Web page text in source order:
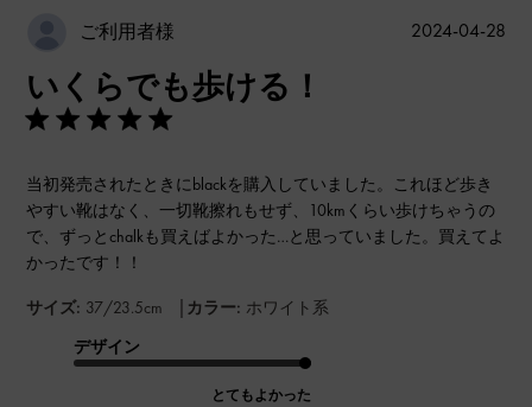
ご利用者様
いくらでも歩ける！
当初発売されたときにblackを購入していました。これほど歩き
やすい靴はなく、一切靴擦れもせず、10kmくらい歩けちゃうの
で、ずっとchalkも買えばよかった…と思っていました。買えてよ
かったです！！
サイズ: 37/23.5cm | カラー: ホワイト系
デザイン
とてもよかった
公
2024-04-28